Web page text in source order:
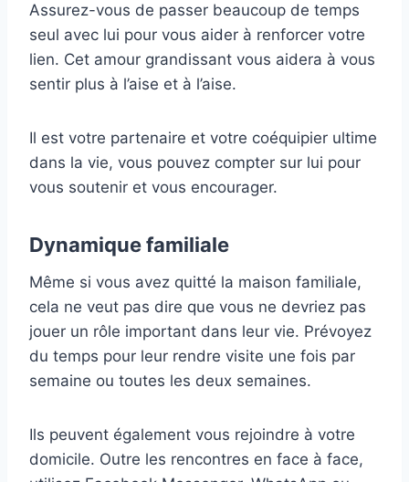
Assurez-vous de passer beaucoup de temps
seul avec lui pour vous aider à renforcer votre
lien. Cet amour grandissant vous aidera à vous
sentir plus à l’aise et à l’aise.
Il est votre partenaire et votre coéquipier ultime
dans la vie, vous pouvez compter sur lui pour
vous soutenir et vous encourager.
Dynamique familiale
Même si vous avez quitté la maison familiale,
cela ne veut pas dire que vous ne devriez pas
jouer un rôle important dans leur vie. Prévoyez
du temps pour leur rendre visite une fois par
semaine ou toutes les deux semaines.
Ils peuvent également vous rejoindre à votre
domicile. Outre les rencontres en face à face,